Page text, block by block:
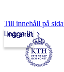
Till innehåll på
Intranät
Logga in